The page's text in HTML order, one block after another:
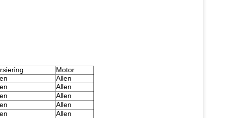
Motor
Allen
Allen
Allen
Allen
Allen